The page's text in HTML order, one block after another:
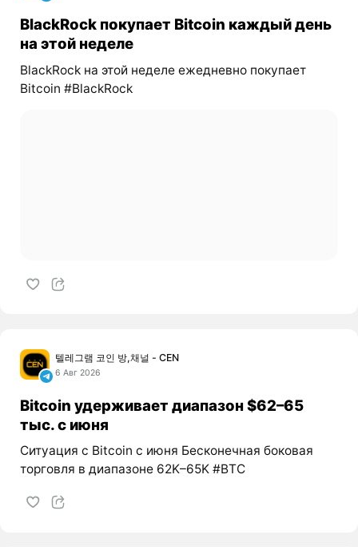
BlackRock покупает Bitcoin каждый день
на этой неделе
BlackRock на этой неделе ежедневно покупает
Bitcoin #BlackRock
텔레그램 코인 방,채널 - CEN
6 Авг 2026
Bitcoin удерживает диапазон $62–65
тыс. с июня
Ситуация с Bitcoin с июня Бесконечная боковая
торговля в диапазоне 62K–65K #BTC